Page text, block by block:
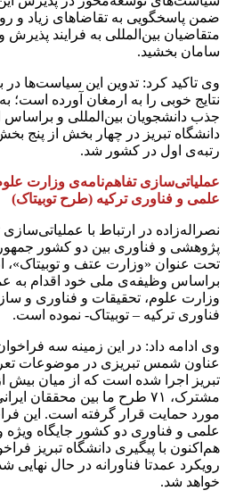
ضمن پاسخگویی به تقاضاهای زیاد و
متقاضیان بین‌المللی به فرایند
سامان بخشید.
وی تاکید کرد: تدوین این سیاست‌ها در
نتایج خوبی را به ارمغان آورده است؛
جذب دانشجویان بین‌المللی و
دانشگاه تبریز در چهار بخش از پنج
رتبه‌ی اول در کشور شد.
عملیاتی‌سازی تفاهم‌نامه‌ی وزارت
علمی و فناوری ترکیه (طرح توبیتاک)
نصراله‌زاده در ارتباط با
پژوهشی و فناوری بین دو کشور
تحت عنوان «وزارت عتف و توبیتاک»،
براساس وظیفه‌ی ملی خود اقدام به
وزارت علوم، تحقیقات و فناوری و
فناوری ترکیه – توبیتاک- نموده است.
وی ادامه داد: در این زمینه سه
عناون شمس تبریزی در موضوعات
مشترک، ۷۱ طرح ما بین محققان
مورد حمایت قرار گرفته است. این
علمی و فناوری دو کشور جایگاه ویژه‌
هم‌اکنون با پیگیری دانشگاه تبریز
رویکرد عمدتا فناورانه در حال
خواهد شد.